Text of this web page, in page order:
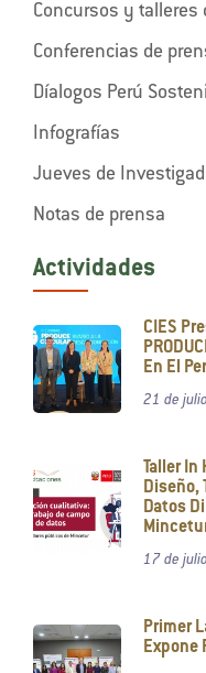
Concursos y talleres
Conferencias de
Díalogos Perú
Infografías
Jueves de
Notas de prensa
Actividades
CIES
En El
21 de
Taller
Diseño,
Datos
17 de
Primer
Expone